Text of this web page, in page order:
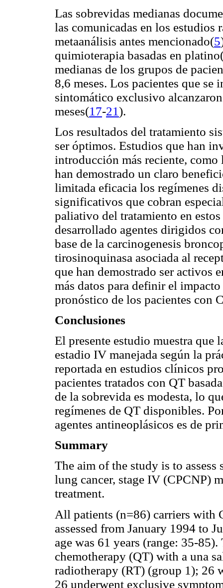
Las sobrevidas medianas
las comunicadas en los
metaanálisis antes mencionado(5
quimioterapia basadas en
medianas de los grupos de
8,6 meses. Los pacientes que
sintomático exclusivo
meses(17-21).
Los resultados del tratamiento
ser óptimos. Estudios que han
introducción más reciente,
han demostrado un claro
limitada eficacia los regímenes
significativos que cobran
paliativo del tratamiento en
desarrollado agentes dirigidos
base de la carcinogenesis
tirosinoquinasa asociada al
que han demostrado ser activos
más datos para definir el
pronóstico de los pacientes con
Conclusiones
El presente estudio muestra que
estadio IV manejada según la
reportada en estudios clínicos
pacientes tratados con QT
de la sobrevida es modesta, lo
regímenes de QT disponibles.
agentes antineoplásicos es de
Summary
The aim of the study is to
lung cancer, stage IV (CPCNP)
treatment.
All patients (n=86) carriers with
assessed from January 1994 to
age was 61 years (range: 35-
chemotherapy (QT) with a una
radiotherapy (RT) (group 1); 26
26 underwent exclusive